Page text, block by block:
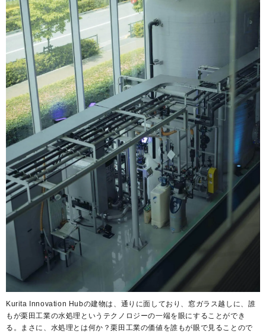
Kurita Innovation Hubの建物は、通りに面しており、窓ガラス越しに、誰
もが栗田工業の水処理というテクノロジーの一端を眼にすることができ
る。まさに、水処理とは何か？栗田工業の価値を誰もが眼で見ることので